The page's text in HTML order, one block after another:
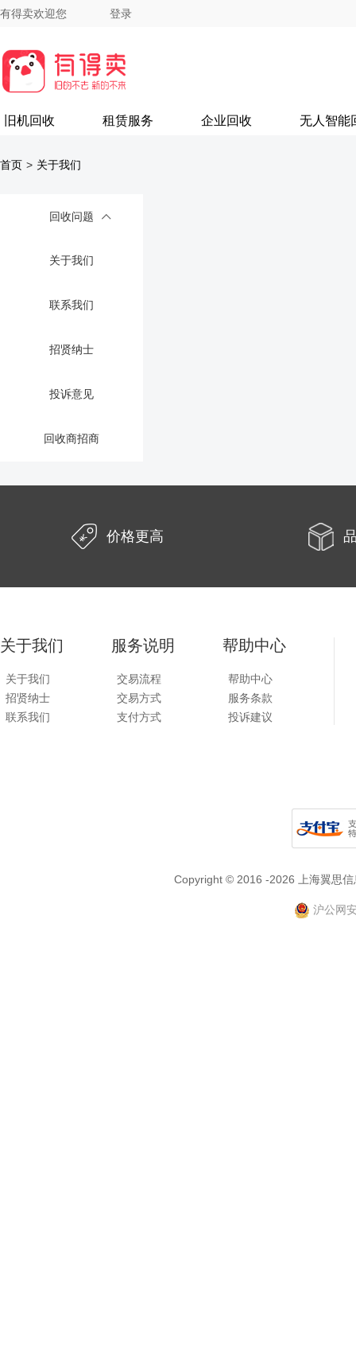
有得卖欢迎您 登录
旧机回收 租赁服务 企业回收 无人智能
首页 > 关于我们
回收问题
关于我们
联系我们
招贤纳士
投诉意见
回收商招商
价格更高
关于我们
关于我们
招贤纳士
联系我们
服务说明
交易流程
交易方式
支付方式
帮助中心
帮助中心
服务条款
投诉建议
Copyright © 2016 -2026 上海翼思
沪公网